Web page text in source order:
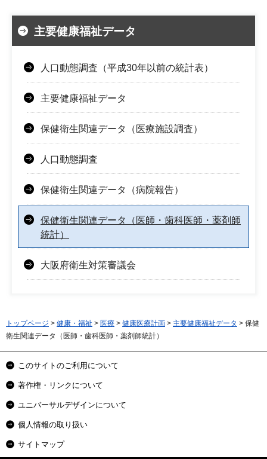
主要健康福祉データ
人口動態調査（平成30年以前の統計表）
主要健康福祉データ
保健衛生関連データ（医療施設調査）
人口動態調査
保健衛生関連データ（病院報告）
保健衛生関連データ（医師・歯科医師・薬剤師
統計）
大阪府衛生対策審議会
トップページ > 健康・福祉 > 医療 > 健康医療計画 > 主要健康福祉データ > 保健
衛生関連データ（医師・歯科医師・薬剤師統計）
このサイトのご利用について
著作権・リンクについて
ユニバーサルデザインについて
個人情報の取り扱い
サイトマップ